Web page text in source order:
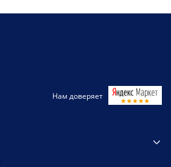
Нам доверяет